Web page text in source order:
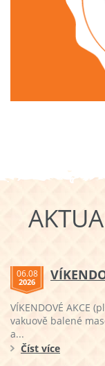
06.08
2026
VÍKENDOVÉ AKCE
vakuově balené
a...
Číst více